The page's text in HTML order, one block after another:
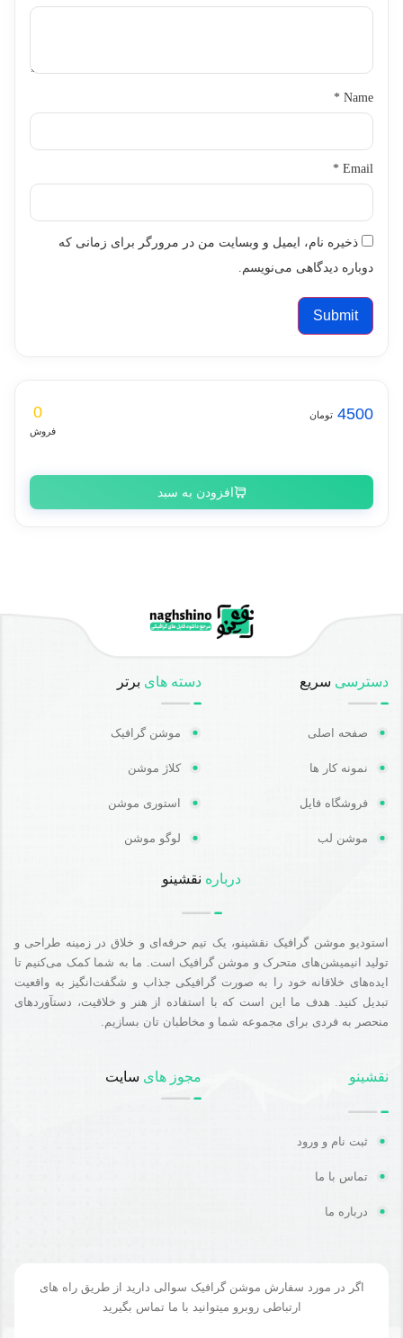
Name
*
Email
*
ذخیره نام، ایمیل و وبسایت من در مرورگر برای زمانی که
دوباره دیدگاهی می‌نویسم.
4500 تومان 0
فروش
افزودن به سبد
دسترسی سریع
صفحه اصلی
نمونه کار ها
فروشگاه فایل
موشن لب
دسته های برتر
موشن گرافیک
کلاژ موشن
استوری موشن
لوگو موشن
درباره نقشینو
استودیو موشن گرافیک نقشینو، یک تیم حرفه‌ای و خلاق در زمینه طراحی و
تولید انیمیشن‌های متحرک و موشن گرافیک است. ما به شما کمک می‌کنیم تا
ایده‌های خلاقانه خود را به صورت گرافیکی جذاب و شگفت‌انگیز به واقعیت
تبدیل کنید. هدف ما این است که با استفاده از هنر و خلاقیت، دستآوردهای
منحصر به فردی برای مجموعه شما و مخاطبان تان بسازیم.
نقشینو
ثبت نام و ورود
تماس با ما
درباره ما
مجوز های سایت
اگر در مورد سفارش موشن گرافیک سوالی دارید از طریق راه های
ارتباطی روبرو میتوانید با ما تماس بگیرید